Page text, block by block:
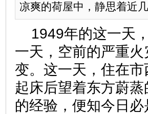
凉爽的荷屋中，静思着近
1949年的这一天
一天，空前的严重
变。这一天，住在
起床后望着东方蔚
的经验，便知今日必